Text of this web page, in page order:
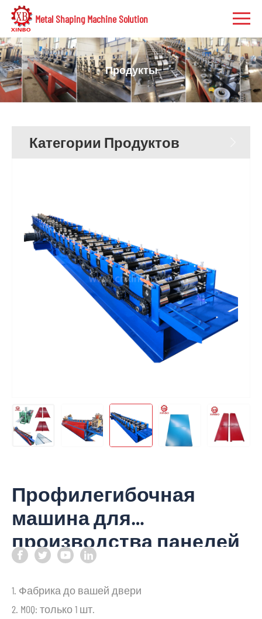
Metal Shaping Machine Solution
Продукты
Категории Продуктов
Профилегибочная
машина для
производства панелей
ограждения
1. Фабрика до вашей двери
2. MOQ: только 1 шт.